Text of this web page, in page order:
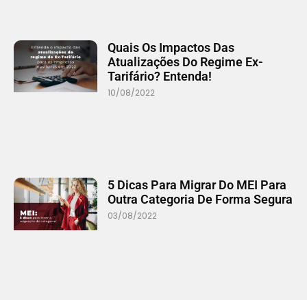
Quais Os Impactos Das
Atualizações Do Regime Ex-
Tarifário? Entenda!
10/08/2022
5 Dicas Para Migrar Do MEI Para
Outra Categoria De Forma Segura
03/08/2022